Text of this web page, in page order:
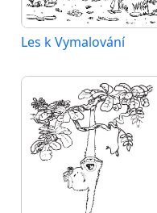
Les k Vymalování